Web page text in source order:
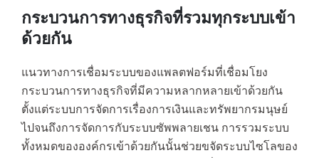
กระบวนการทางธุรกิจที่รวมทุกระบบเข้า
ด้วยกัน
แนวทางการเชื่อมระบบของแพลตฟอร์มที่เชื่อมโยง
กระบวนการทางธุรกิจที่มีความหลากหลายเข้าด้วยกัน
ตั้งแต่ระบบการจัดการเรื่องการเงินและทรัพยากรมนุษย์
ไปจนถึงการจัดการกับระบบซัพพลายเชน การรวมระบบ
ทั้งหมดขององค์กรเข้าด้วยกันนั้นช่วยขจัดระบบไซโลของ